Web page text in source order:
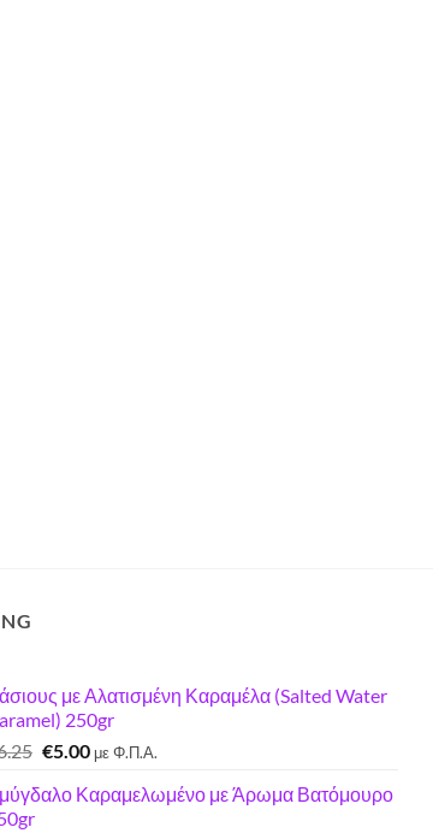
με Αλατισμένη Καραμέλα (Salted Water
250gr
Original
was:
€5.00Η
τιμή
με Φ.Π.Α.
Καραμελωμένο με Άρωμα Βατόμουρο